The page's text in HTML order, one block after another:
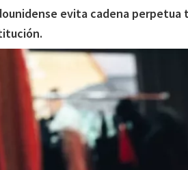
evita cadena